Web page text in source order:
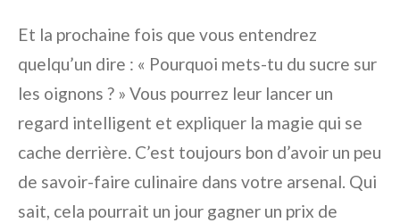
Et la prochaine fois que vous entendrez
quelqu’un dire : « Pourquoi mets-tu du sucre sur
les oignons ? » Vous pourrez leur lancer un
regard intelligent et expliquer la magie qui se
cache derrière. C’est toujours bon d’avoir un peu
de savoir-faire culinaire dans votre arsenal. Qui
sait, cela pourrait un jour gagner un prix de